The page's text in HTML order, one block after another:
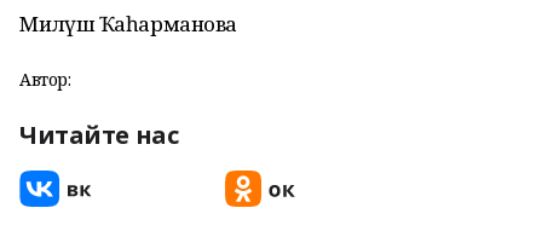
Миләүшә Ҡаһарманова
Автор:
Читайте нас